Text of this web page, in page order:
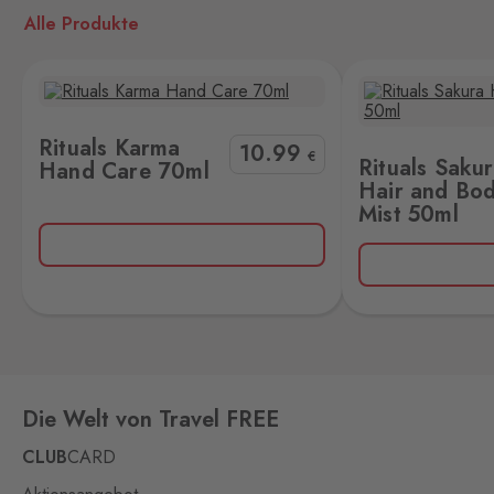
Petrovice
Bahratal
403 37
Potůčky
Johanngeorgenstadt
Potůčky 155, Potůčky,
3 Stk.
Rozvadov 1
2 Stk.
Sohland
Rožany 150, Šluknov,407 77
Slavonice
Alle Produkte
Rituals Karma
Hand Care 70ml
10.99 € Rituals
Hair and
Mist 50ml
Rituals Sakura Hair and Body Mist 50ml
Die Welt von Travel FREE
CLUBCARD